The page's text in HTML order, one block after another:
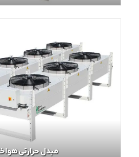
مبدل حرارتی